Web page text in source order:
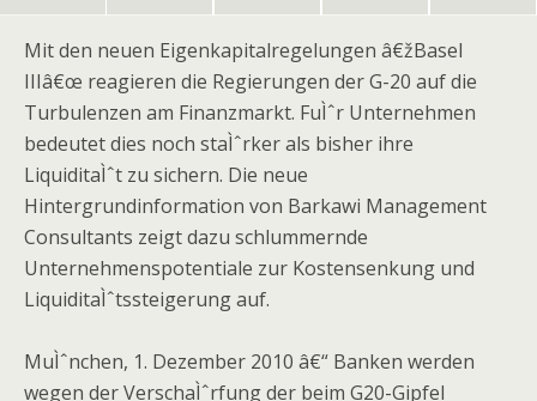
Mit den neuen Eigenkapitalregelungen â€žBasel
IIIâ€œ reagieren die Regierungen der G-20 auf die
Turbulenzen am Finanzmarkt. FuÌˆr Unternehmen
bedeutet dies noch staÌˆrker als bisher ihre
LiquiditaÌˆt zu sichern. Die neue
Hintergrundinformation von Barkawi Management
Consultants zeigt dazu schlummernde
Unternehmenspotentiale zur Kostensenkung und
LiquiditaÌˆtssteigerung auf.
MuÌˆnchen, 1. Dezember 2010 â€“ Banken werden
wegen der VerschaÌˆrfung der beim G20-Gipfel